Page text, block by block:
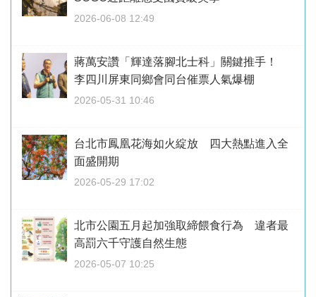
2026-06-08 12:49
蔣萬安讚「輝達落腳北士科」關鍵推手！
李四川屏東同鄉會同台催票人氣爆棚
2026-05-31 10:46
台北市鳳凰花海如火綻放 四大熱點進入全
面盛開期
2026-05-29 17:02
北市公園五月起加強取締餵食行為 違者最
高罰六千守護自然生態
2026-05-07 10:25